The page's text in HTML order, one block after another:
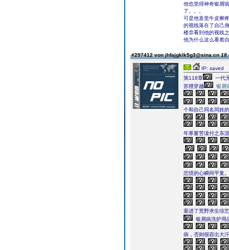
他也觉得神奇银屑
了。。。
可是他直觉牛皮癣
的视线落在了自己
楼弃看到他的视线
他为什么这么看着
#297412 von jhfajgklk5g3@sina.cn
IP: saved
第118章
一代
苏狸穿越
银屑
个和自己同名同姓
年寒窗苦读付之东
悲愤的心瞬间平复。
塞进了荒野求生综
银屑病洗护用
病，否则很容出大